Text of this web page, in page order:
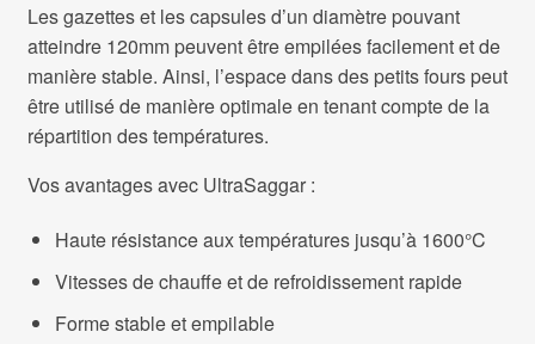
Les gazettes et les capsules d’un diamètre pouvant
atteindre 120mm peuvent être empilées facilement et de
manière stable. Ainsi, l’espace dans des petits fours peut
être utilisé de manière optimale en tenant compte de la
répartition des températures.
Vos avantages avec UltraSaggar :
Haute résistance aux températures jusqu’à 1600°C
Vitesses de chauffe et de refroidissement rapide
Forme stable et empilable